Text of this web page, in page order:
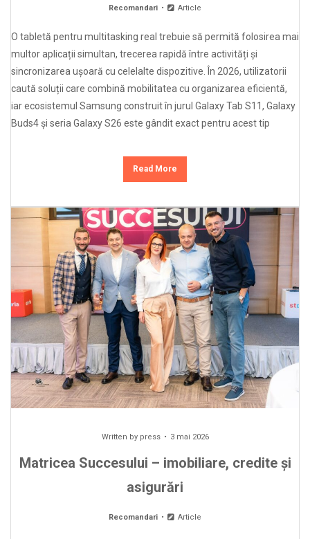
Recomandari Article
O tabletă pentru multitasking real trebuie să permită folosirea mai
multor aplicații simultan, trecerea rapidă între activități și
sincronizarea ușoară cu celelalte dispozitive. În 2026, utilizatorii
caută soluții care combină mobilitatea cu organizarea eficientă,
iar ecosistemul Samsung construit în jurul Galaxy Tab S11, Galaxy
Buds4 și seria Galaxy S26 este gândit exact pentru acest tip
Read More
Written by press 3 mai 2026
Matricea Succesului – imobiliare, credite și
asigurări
Recomandari Article